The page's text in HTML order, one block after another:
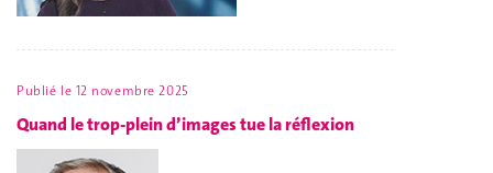
Publié le 12 novembre 2025
Quand le trop-plein d’images tue la réflexion